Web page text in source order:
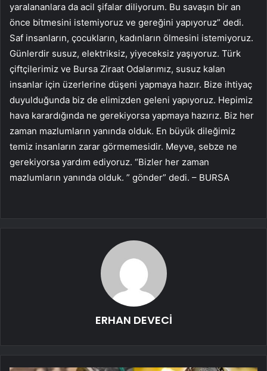
yaralananlara da acil şifalar diliyorum. Bu savaşın bir an
önce bitmesini istemiyoruz ve gereğini yapıyoruz” dedi.
Saf insanların, çocukların, kadınların ölmesini istemiyoruz.
Günlerdir susuz, elektriksiz, yiyeceksiz yaşıyoruz. Türk
çiftçilerimiz ve Bursa Ziraat Odalarımız, susuz kalan
insanlar için üzerlerine düşeni yapmaya hazır. Bize ihtiyaç
duyulduğunda biz de elimizden geleni yapıyoruz. Hepimiz
hava karardığında ne gerekiyorsa yapmaya hazırız. Biz her
zaman mazlumların yanında olduk. En büyük dileğimiz
temiz insanların zarar görmemesidir. Meyve, sebze ne
gerekiyorsa yardım ediyoruz. “Bizler her zaman
mazlumların yanında olduk. ” gönder” dedi. – BURSA
ERHAN DEVECİ